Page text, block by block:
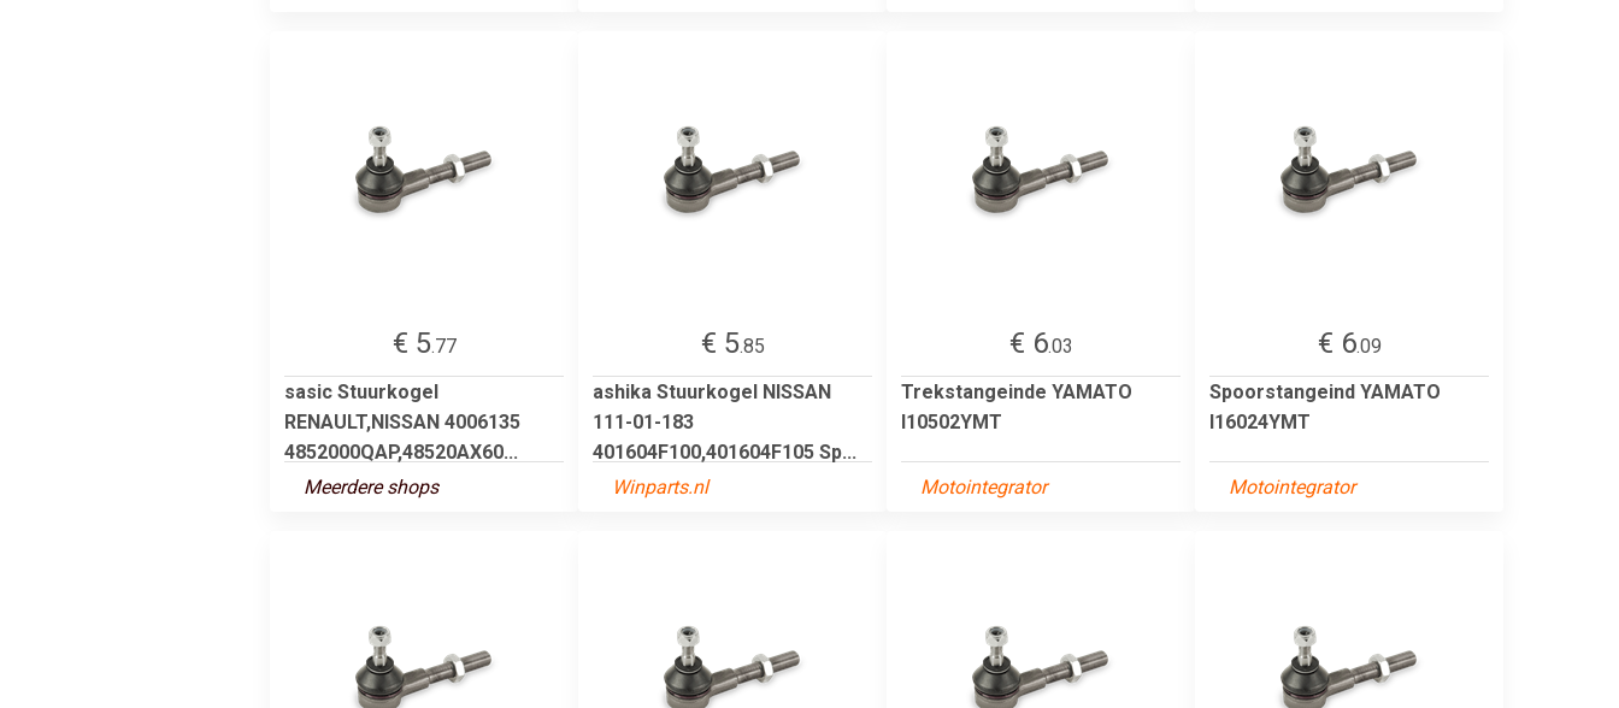
€ 5.77
sasic Stuurkogel
RENAULT,NISSAN 4006135
4852000QAP,48520AX60...
Meerdere shops
€ 5.85
ashika Stuurkogel NISSAN
111-01-183
401604F100,401604F105 Sp...
Winparts.nl
€ 6.03
Trekstangeinde YAMATO
I10502YMT
Motointegrator
€ 6.09
Spoorstangeind YAMATO
I16024YMT
Motointegrator